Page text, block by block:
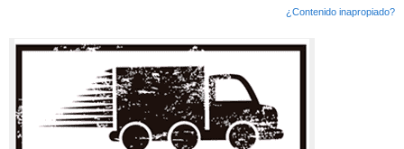
¿Contenido inapropiado?